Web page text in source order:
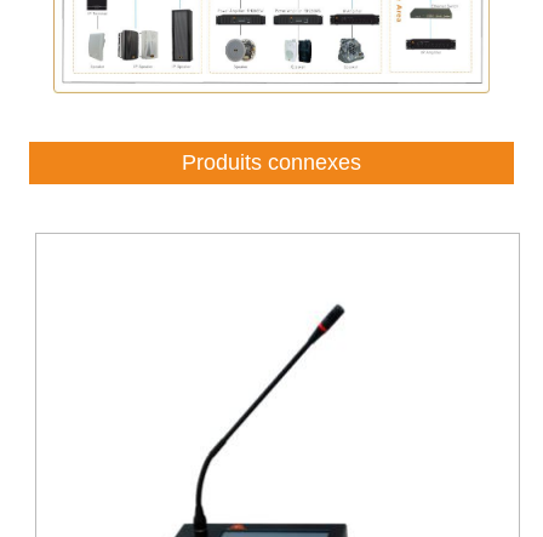
Produits connexes